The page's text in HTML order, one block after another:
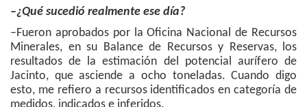
–¿Qué sucedió realmente ese día?
–Fueron aprobados por la Oficina Nacional de Recursos
Minerales, en su Balance de Recursos y Reservas, los
resultados de la estimación del potencial aurífero de
Jacinto, que asciende a ocho toneladas. Cuando digo
esto, me refiero a recursos identificados en categoría de